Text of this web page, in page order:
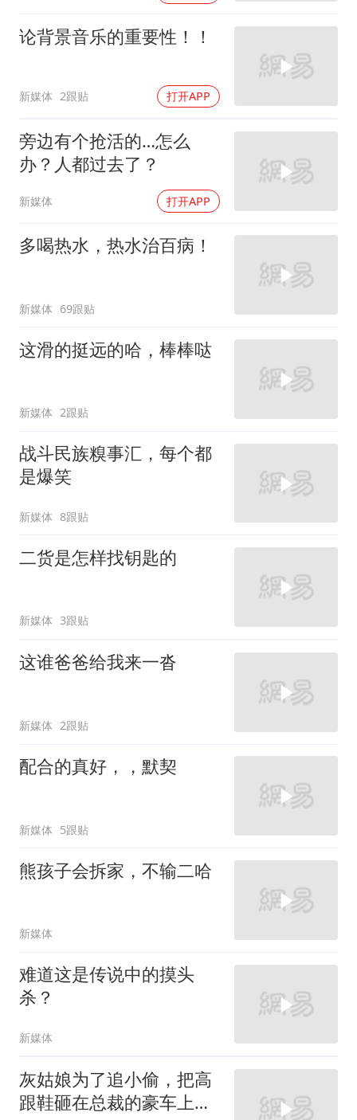
论背景音乐的重要性！！
新媒体 2跟贴 打开APP
旁边有个抢活的…怎么
办？人都过去了？
新媒体 打开APP
多喝热水，热水治百病！
新媒体 69跟贴
这滑的挺远的哈，棒棒哒
新媒体 2跟贴
战斗民族糗事汇，每个都
是爆笑
新媒体 8跟贴
二货是怎样找钥匙的
新媒体 3跟贴
这谁爸爸给我来一沓
新媒体 2跟贴
配合的真好，，默契
新媒体 5跟贴
熊孩子会拆家，不输二哈
新媒体
难道这是传说中的摸头
杀？
新媒体
灰姑娘为了追小偷，把高
跟鞋砸在总裁的豪车上，